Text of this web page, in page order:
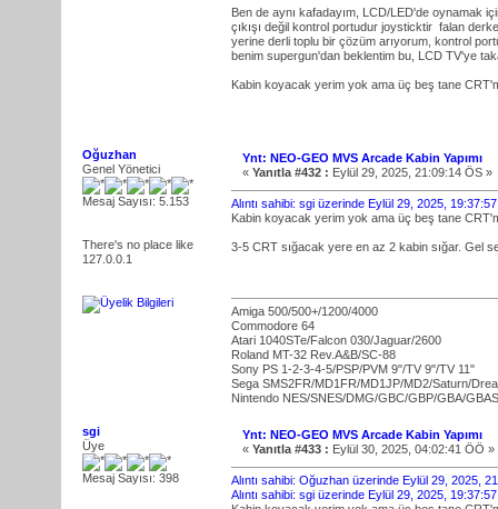
Ben de aynı kafadayım, LCD/LED'de oynamak
çıkışı değil kontrol portudur joysticktir falan
yerine derli toplu bir çözüm arıyorum, kontrol
benim supergun'dan beklentim bu, LCD TV'ye
Kabin koyacak yerim yok ama üç beş tane
Oğuzhan
Genel Yönetici
Mesaj Sayısı: 5.153
There's no place like
127.0.0.1
Ynt: NEO-GEO MVS Arcade Kabin Yapımı
« Yanıtla #432 : Eylül 29, 2025, 21:09:14 ÖS »
Alıntı sahibi: sgi üzerinde Eylül 29, 2025,
Kabin koyacak yerim yok ama üç beş tane
3-5 CRT sığacak yere en az 2 kabin sığar. Gel
Amiga 500/500+/1200/4000
Commodore 64
Atari 1040STe/Falcon 030/Jaguar/2600
Roland MT-32 Rev.A&B/SC-88
Sony PS 1-2-3-4-5/PSP/PVM 9"/TV 9"/TV 11"
Sega SMS2FR/MD1FR/MD1JP/MD2/Saturn/
Nintendo NES/SNES/DMG/GBC/GBP/GBA/
sgi
Üye
Mesaj Sayısı: 398
Ynt: NEO-GEO MVS Arcade Kabin Yapımı
« Yanıtla #433 : Eylül 30, 2025, 04:02:41 ÖÖ »
Alıntı sahibi: Oğuzhan üzerinde Eylül 29, 2025,
Alıntı sahibi: sgi üzerinde Eylül 29, 2025,